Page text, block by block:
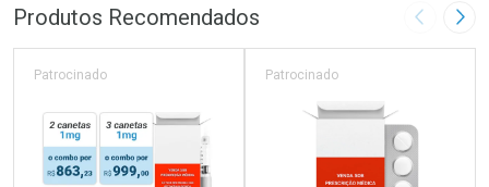
FECHAR
Laboratório
FECHAR
Por Menos Laboratório
Por Menos
Produtos Recomendados Imagem
Patrocinado Patrocinado